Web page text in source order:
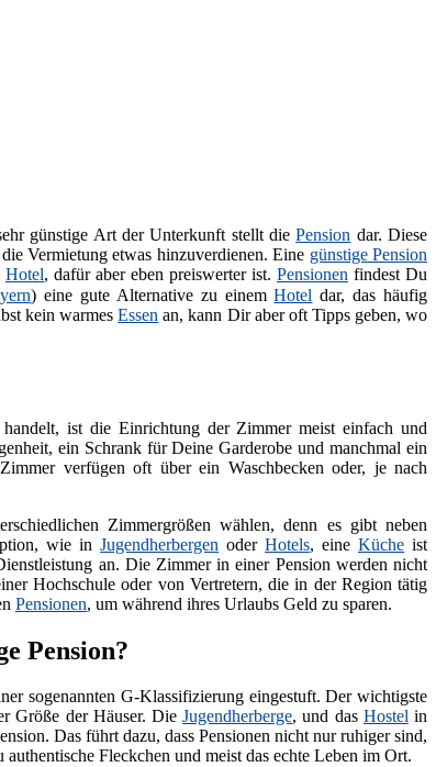
günstige Art der Unterkunft stellt diePension dar. Diese
Vermietung etwas hinzuverdienen. Eine günstige Pension
Hotel, dafür aber eben preiswerter ist. Pensionen findest Du
) eine gute Alternative zu einemHotel dar, das häufig
kein warmesEssen an, kann Dir aber oft Tipps geben, wo
ist die Einrichtung der Zimmer meist einfach und
ein Schrank für Deine Garderobe und manchmal ein
verfügen oft über ein Waschbecken oder, je nach
Zimmergrößen wählen, denn es gibt neben
wie inJugendherbergen oderHotels, eineKüche ist
an. Die Zimmer in einer Pension werden nicht
Hochschule oder von Vertretern, die in der Region tätig
Pensionen, um während ihres Urlaubs Geld zu sparen.
Pension?
sogenannten G-Klassifizierung eingestuft. Der wichtigste
Größe der Häuser. DieJugendherberge, und das Hostelin
Das führt dazu, dass Pensionen nicht nur ruhiger sind,
Fleckchen und meist das echte Leben im Ort.